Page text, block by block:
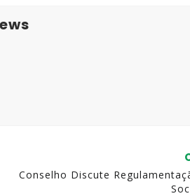
Conselho Discute